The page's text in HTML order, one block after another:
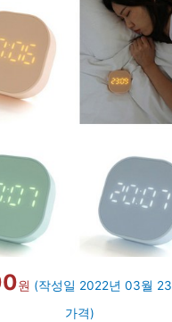
원 (작성일 2022년 03월
가격)